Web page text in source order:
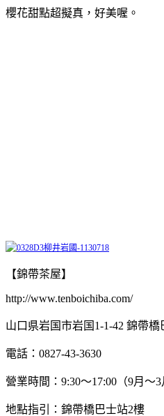
櫻花甜點超擬真，好美喔。
【錦帶茶屋】
http://www.tenboichiba.com/
山口県岩国市岩国1-1-42 錦帶橋
電話：0827-43-3630
營業時間：9:30～17:00（9月～
地點指引：錦帶橋巴士站2樓